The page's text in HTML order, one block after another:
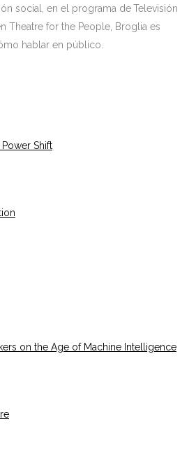
social, en el programa deTelevisión
Theatre for the People, Broglia es
hablar en público.
Shift
on the Age of Machine Intelligence